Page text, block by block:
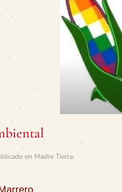
en Madre Tierra.